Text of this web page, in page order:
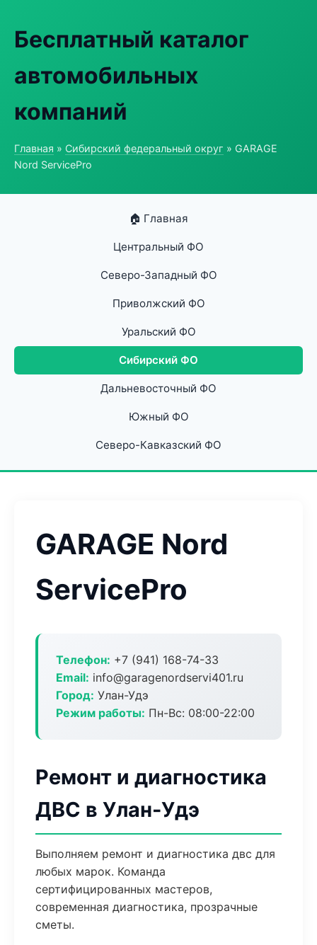
Бесплатный каталог
автомобильных
компаний
Главная » Сибирский федеральный округ » GARAGE
Nord ServicePro
🏠 Главная
Центральный ФО
Северо-Западный ФО
Приволжский ФО
Уральский ФО
Сибирский ФО
Дальневосточный ФО
Южный ФО
Северо-Кавказский ФО
GARAGE Nord
ServicePro
Телефон: +7 (941) 168-74-33
Email: info@garagenordservi401.ru
Город: Улан-Удэ
Режим работы: Пн-Вс: 08:00-22:00
Ремонт и диагностика
ДВС в Улан-Удэ
Выполняем ремонт и диагностика двс для
любых марок. Команда
сертифицированных мастеров,
современная диагностика, прозрачные
сметы.